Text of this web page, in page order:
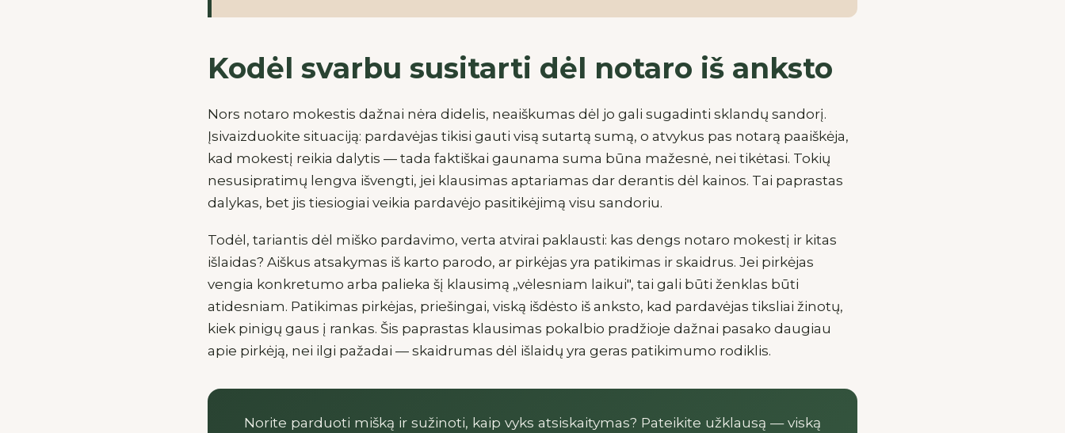
Kodėl svarbu susitarti dėl notaro iš anksto
Nors notaro mokestis dažnai nėra didelis, neaiškumas dėl jo gali sugadinti sklandų sandorį.
Įsivaizduokite situaciją: pardavėjas tikisi gauti visą sutartą sumą, o atvykus pas notarą paaiškėja,
kad mokestį reikia dalytis — tada faktiškai gaunama suma būna mažesnė, nei tikėtasi. Tokių
nesusipratimų lengva išvengti, jei klausimas aptariamas dar derantis dėl kainos. Tai paprastas
dalykas, bet jis tiesiogiai veikia pardavėjo pasitikėjimą visu sandoriu.
Todėl, tariantis dėl miško pardavimo, verta atvirai paklausti: kas dengs notaro mokestį ir kitas
išlaidas? Aiškus atsakymas iš karto parodo, ar pirkėjas yra patikimas ir skaidrus. Jei pirkėjas
vengia konkretumo arba palieka šį klausimą „vėlesniam laikui", tai gali būti ženklas būti
atidesniam. Patikimas pirkėjas, priešingai, viską išdėsto iš anksto, kad pardavėjas tiksliai žinotų,
kiek pinigų gaus į rankas. Šis paprastas klausimas pokalbio pradžioje dažnai pasako daugiau
apie pirkėją, nei ilgi pažadai — skaidrumas dėl išlaidų yra geras patikimumo rodiklis.
Norite parduoti mišką ir sužinoti, kaip vyks atsiskaitymas? Pateikite užklausą — viską